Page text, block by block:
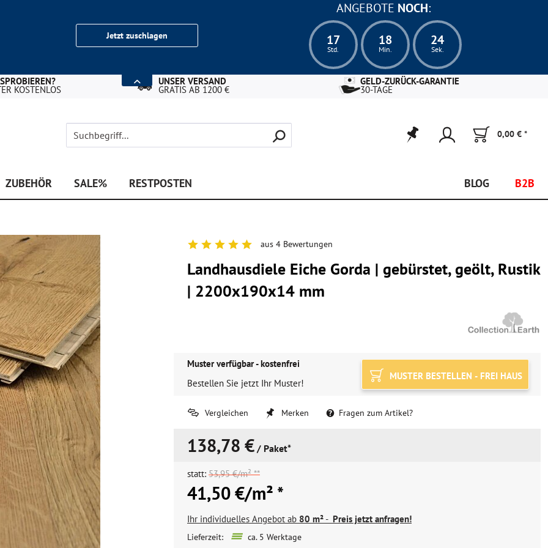
Jetzt zuschlagen
ANGEBOTE NOCH:
17
Std.
18
Min.
23
Sek.
KOSTENLOS
UNSER VERSAND
GRATIS AB 1200 €
GELD-ZURÜCK-GARANTIE
30-TAGE
0,00 € *
ZUBEHÖR SALE% RESTPOSTEN BLOG B2B
aus 4 Bewertungen
Landhausdiele Eiche Gorda | gebürstet, geölt, Rustik
| 2200x190x14 mm
Muster verfügbar - kostenfrei
Bestellen Sie jetzt Ihr Muster!
MUSTER BESTELLEN - FREI HAUS
Vergleichen Merken Fragen zum Artikel?
138,78 € / Paket*
statt: 53,95 €/m² **
41,50 €/m² *
Ihr individuelles Angebot ab 80 m²- Preis jetzt anfragen!
Lieferzeit: ca. 5 Werktage